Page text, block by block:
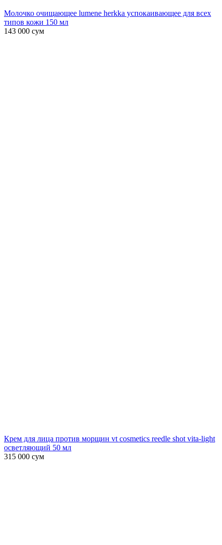
Молочко очищающее lumene herkka успокаивающее для всех
типов кожи 150 мл
143 000 сум
Крем для лица против морщин vt cosmetics reedle shot vita-light
осветляющий 50 мл
315 000 сум